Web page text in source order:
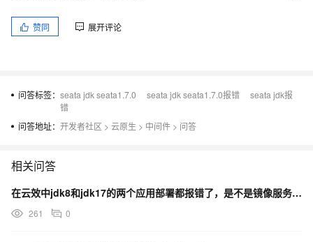
赞同 展开评论
问答标签： seata jdk seata1.7.0 seata jdk seata1.7.0报错
seata jdk报
错
问答地址： 开发者社区 > 云原生 > 中间件 > 问答
相关问答
在云效中jdk8和jdk17的两个应用部署都报错了，是不是镜像服务出问题了？
261 0